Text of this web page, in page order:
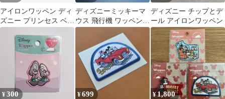
アイロンワッペン ディ
ズニー プリンセス ベル
シンデレラアリエルジ
ャスミン
ディズニーミッキーマ
ウス 飛行機 ワッペン
WP-6 (アイロン転写)
ディズニー チップとデ
ール アイロンワッペン
¥300 ¥699 ¥1,800